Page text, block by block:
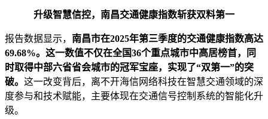
升级智慧信控，南昌交通健康指数斩获双料第一
报告数据显示， 南昌市在2025年第三季度的交通健康指数高达
69.68%。这⼀数值不仅在全国36个重点城市中高居榜首，同
时取得中部六省省会城市的冠军宝座，实现了“双第一”的突
破。 这一改变背后，离不开海信网络科技在智慧交通领域的深
度参与和技术赋能，主要体现在交通信号控制系统的智能化升
级。